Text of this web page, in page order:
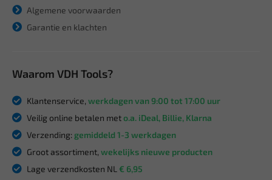
Algemene voorwaarden
Garantie en klachten
Waarom VDH Tools?
Klantenservice, werkdagen van 9:00 tot 17:00 uur
Veilig online betalen meto.a. iDeal, Billie, Klarna
Verzending: gemiddeld 1-3 werkdagen
Groot assortiment, wekelijks nieuwe producten
Lage verzendkosten NL € 6,95